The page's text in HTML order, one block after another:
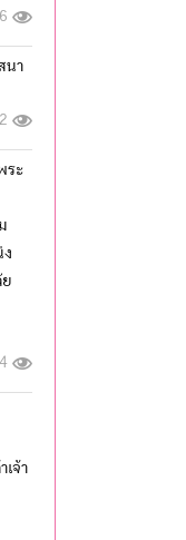
นา
ระ
จ้า